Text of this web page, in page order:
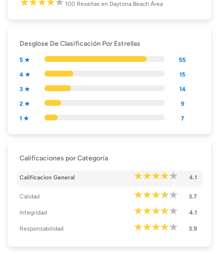
100 Reseñas en Daytona Beach Área
Desglose De Clasificación Por Estrellas
5 ★ 55
4 ★ 15
3 ★ 14
2 ★ 9
1 ★ 7
Calificaciones por Categoría
Calificacion General 4.1
Calidad 3.7
Integridad 4.1
Responsabilidad 3.9